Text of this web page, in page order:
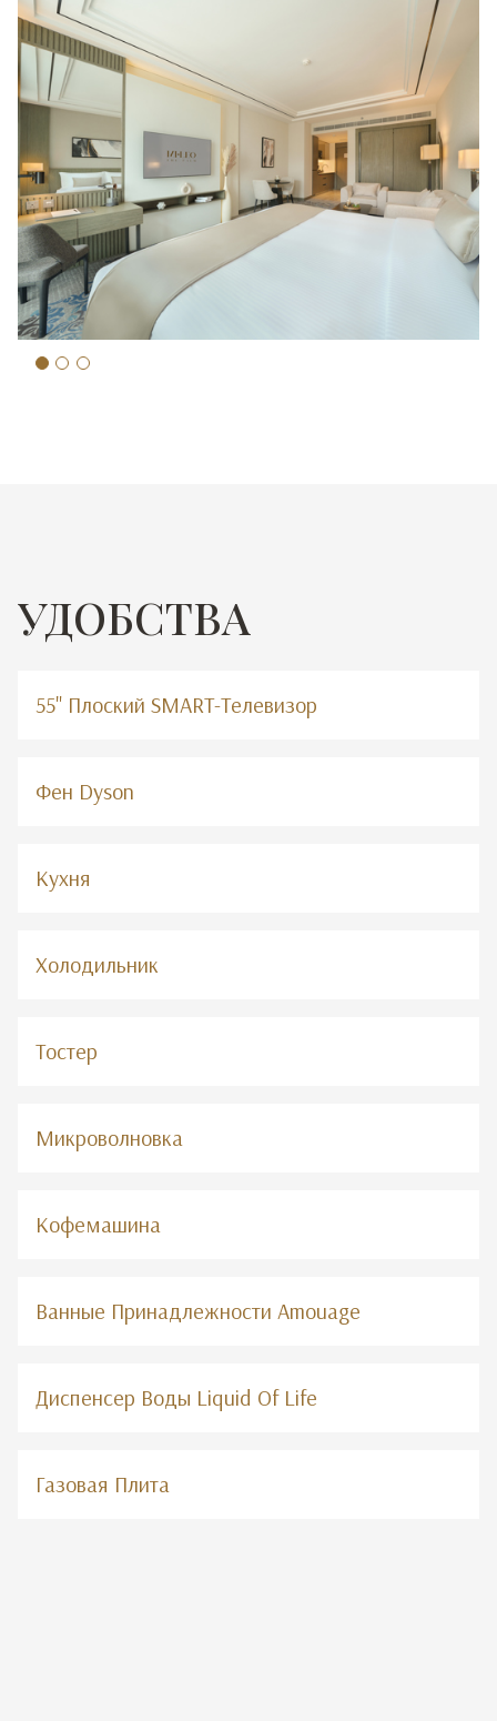
УДОБСТВА
55" Плоский SMART-Телевизор
Фен Dyson
Кухня
Холодильник
Тостер
Микроволновка
Кофемашина
Ванные Принадлежности Amouage
Диспенсер Воды Liquid Of Life
Газовая Плита